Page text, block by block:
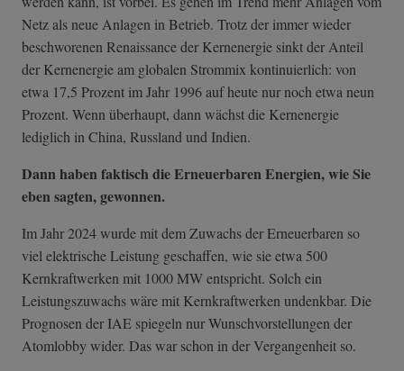
Netz als neue Anlagen in Betrieb. Trotz der immer wieder
beschworenen Renaissance der Kernenergie sinkt der Anteil
der Kernenergie am globalen Strommix kontinuierlich: von
etwa 17,5 Prozent im Jahr 1996 auf heute nur noch etwa neun
Prozent. Wenn überhaupt, dann wächst die Kernenergie
lediglich in China, Russland und Indien.
Dann haben faktisch die Erneuerbaren Energien, wie Sie
eben sagten, gewonnen.
Im Jahr 2024 wurde mit dem Zuwachs der Erneuerbaren so
viel elektrische Leistung geschaffen, wie sie etwa 500
Kernkraftwerken mit 1000 MW entspricht. Solch ein
Leistungszuwachs wäre mit Kernkraftwerken undenkbar. Die
Prognosen der IAE spiegeln nur Wunschvorstellungen der
Atomlobby wider. Das war schon in der Vergangenheit so.